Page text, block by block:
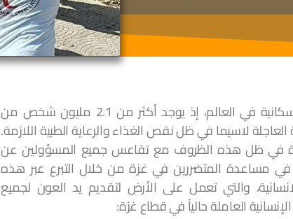
يعتبر قطاع غزة واحد من أكثر المناطق كثافة سكانية في العالم، إذ يوجد أكثر من 2.1 مليون شخص من
لاسيما في ظل نقص الغذاء والرعاية الطبية اللازمة.
في ظل هذه الظروف مع تقاعس جميع المسؤولين عن
مساعدة المتضررين في غزة من خلال التبرع عبر هذه
والتي تعمل على الأرض لتقديم يد العون لجميع
العاملة حالياً في قطاع غزة: